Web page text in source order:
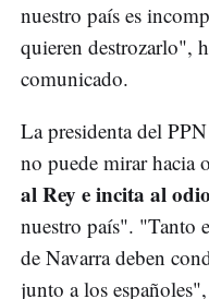
nuestro país es
quieren destrozarlo",
comunicado.
La presidenta del
no puede mirar hacia
al Rey e incita al odio
nuestro país". "Tanto
de Navarra deben
junto a los